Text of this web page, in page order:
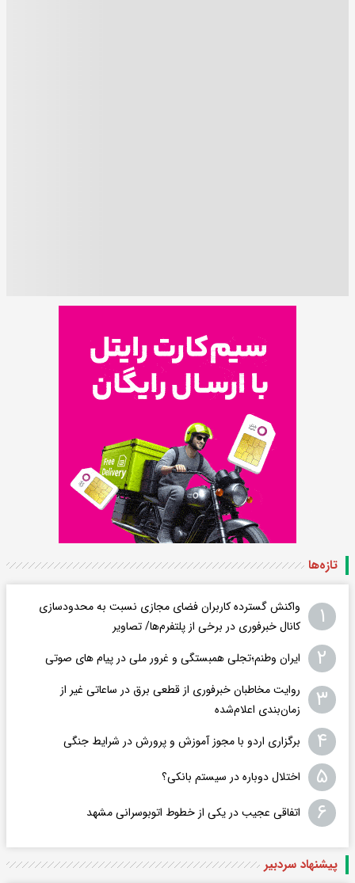
تازه‌ها
۱
واکنش گسترده کاربران فضای مجازی نسبت به محدودسازی
کانال خبرفوری در برخی از پلتفرم‌ها/ تصاویر
۲ ایران وطنم؛تجلی همبستگی و غرور ملی در پیام های صوتی
۳
روایت مخاطبان خبرفوری از قطعی برق در ساعاتی غیر از
زمان‌بندی اعلام‌شده
۴ برگزاری اردو با مجوز آموزش و پرورش در شرایط جنگی
۵ اختلال دوباره در سیستم بانکی؟
۶ اتفاقی عجیب در یکی از خطوط اتوبوسرانی مشهد
پیشنهاد سردبیر